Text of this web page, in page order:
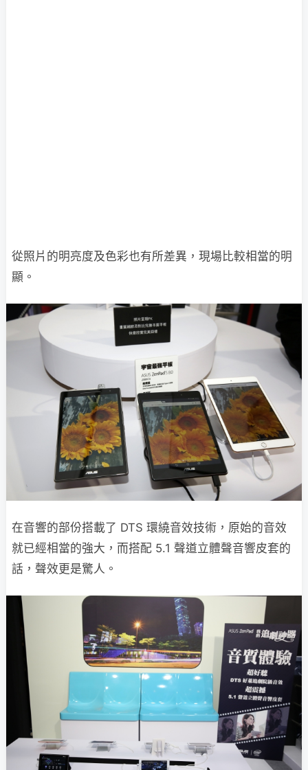
從照片的明亮度及色彩也有所差異，現場比較相當的明
顯。
在音響的部份搭載了 DTS 環繞音效技術，原始的音效
就已經相當的強大，而搭配 5.1 聲道立體聲音響皮套的
話，聲效更是驚人。